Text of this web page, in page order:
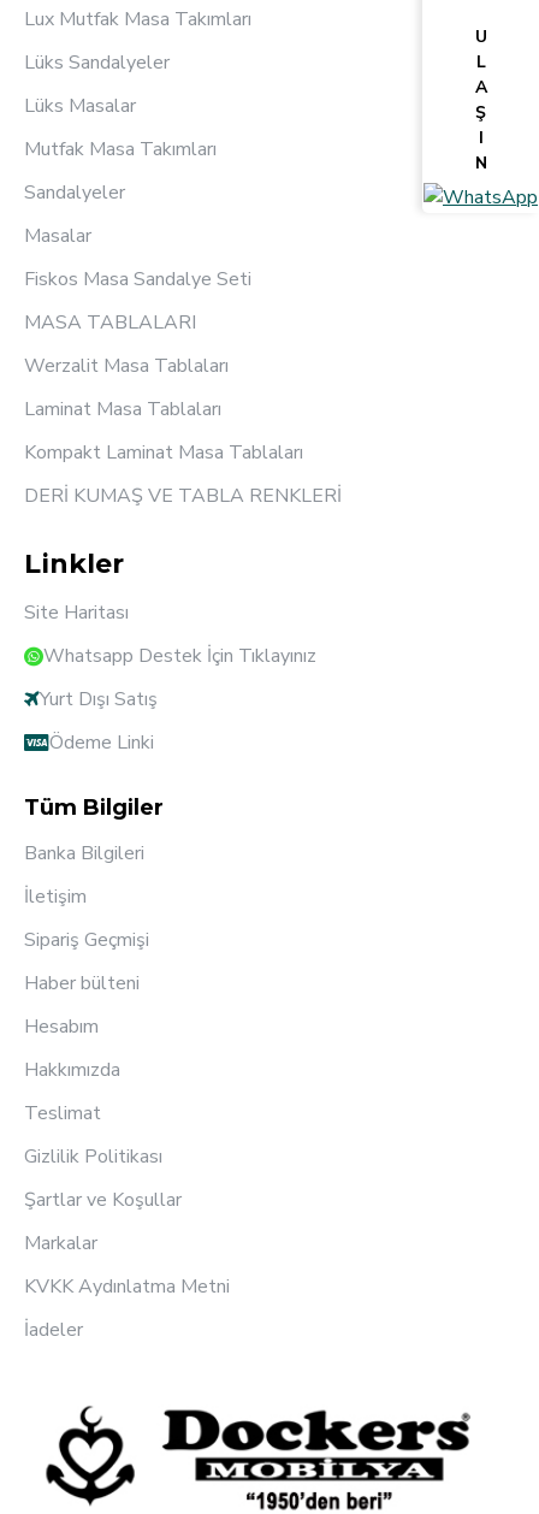
Lux Mutfak Masa Takımları
Lüks Sandalyeler
Lüks Masalar
Mutfak Masa Takımları
Sandalyeler
Masalar
Fiskos Masa Sandalye Seti
MASA TABLALARI
Werzalit Masa Tablaları
Laminat Masa Tablaları
Kompakt Laminat Masa Tablaları
DERİ KUMAŞ VE TABLA RENKLERİ
Linkler
Site Haritası
Whatsapp Destek İçin Tıklayınız
Yurt Dışı Satış
Ödeme Linki
Tüm Bilgiler
Banka Bilgileri
İletişim
Sipariş Geçmişi
Haber bülteni
Hesabım
Hakkımızda
Teslimat
Gizlilik Politikası
Şartlar ve Koşullar
Markalar
KVKK Aydınlatma Metni
İadeler
U
L
A
Ş
I
N